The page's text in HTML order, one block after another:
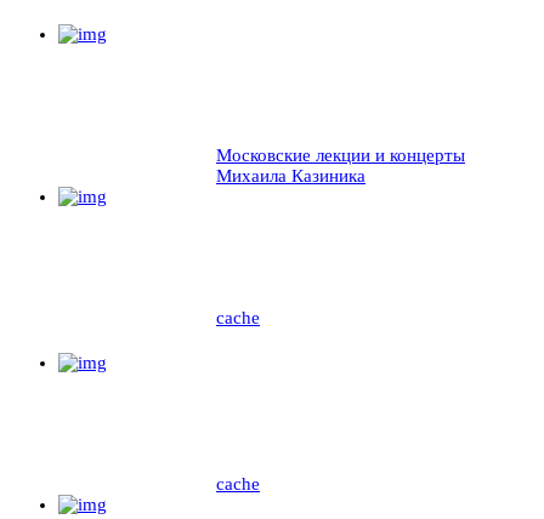
Московские лекции и концерты
Михаила Казиника
cache
cache